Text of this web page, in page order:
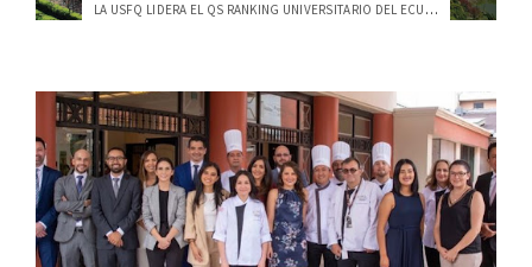
LA USFQ LIDERA EL QS RANKING UNIVERSITARIO DEL ECUADOR